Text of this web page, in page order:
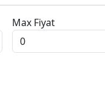
Max Fiyat